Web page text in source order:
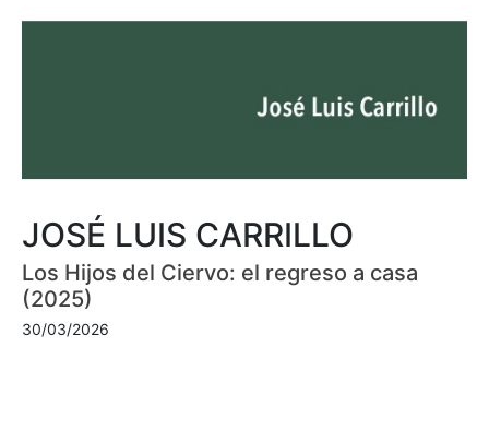
JOSÉ LUIS CARRILLO
Los Hijos del Ciervo: el regreso a casa
(2025)
30/03/2026